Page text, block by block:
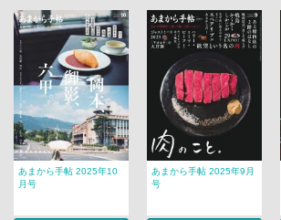
あまから手帖 2025年10
月号
あまから手帖 2025年9月
号